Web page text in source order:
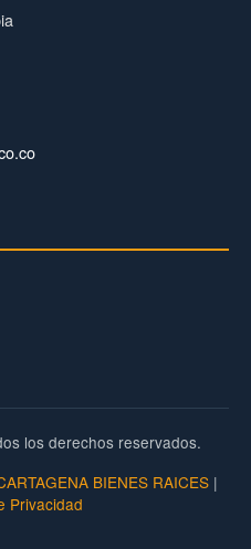
los derechos reservados.
BIENES RAICES |
Privacidad